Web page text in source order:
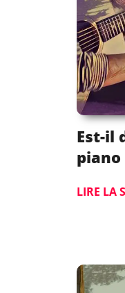
Est-il
piano
LIRE LA